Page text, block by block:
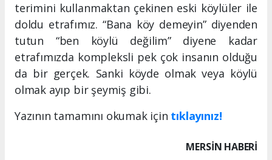
terimini kullanmaktan çekinen eski köylüler ile
doldu etrafımız. “Bana köy demeyin” diyenden
tutun “ben köylü değilim” diyene kadar
etrafımızda kompleksli pek çok insanın olduğu
da bir gerçek. Sanki köyde olmak veya köylü
olmak ayıp bir şeymiş gibi.
Yazının tamamını okumak için tıklayınız!
MERSIN HABERİ